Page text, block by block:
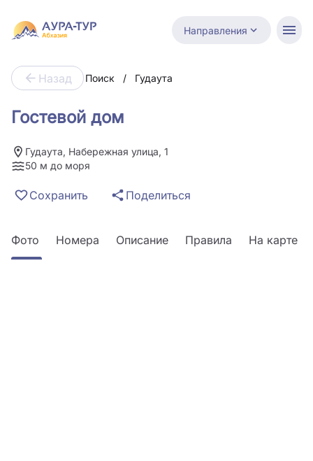
Направления
Назад Поиск / Гудаута
Гостевой дом
Гудаута, Набережная улица, 1
50 м до моря
Сохранить Поделиться
Фото Номера Описание Правила На карте